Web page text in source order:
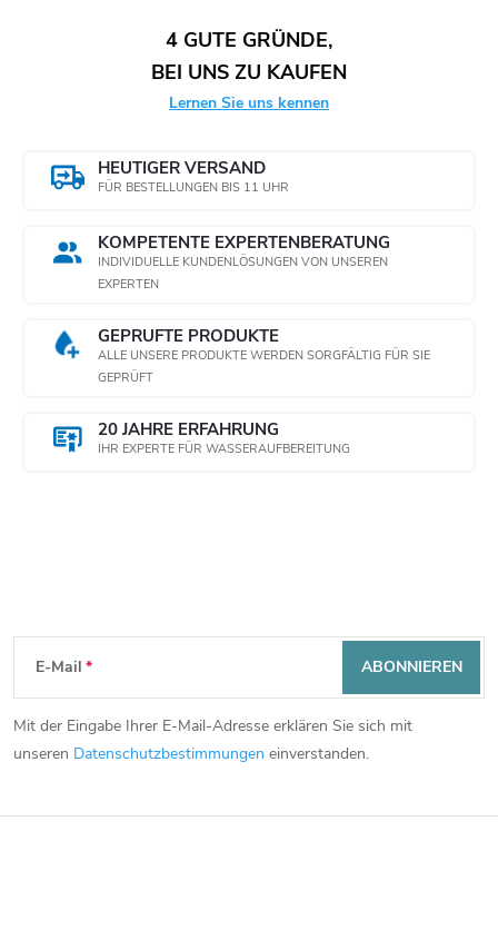
4 GUTE GRÜNDE,
BEI UNS ZU KAUFEN
Lernen Sie uns kennen
HEUTIGER VERSAND
FÜR BESTELLUNGEN BIS 11 UHR
KOMPETENTE EXPERTENBERATUNG
INDIVIDUELLE KUNDENLÖSUNGEN VON UNSEREN
EXPERTEN
GEPRÜFTE PRODUKTE
ALLE UNSERE PRODUKTE WERDEN SORGFÄLTIG FÜR SIE
GEPRÜFT
20 JAHRE ERFAHRUNG
IHR EXPERTE FÜR WASSERAUFBEREITUNG
F
u
ß
z
E-Mail
Mit der Eingabe Ihrer E-Mail-Adresse erklären Sie sich mit
unseren Datenschutzbestimmungen einverstanden.
ABONNIEREN